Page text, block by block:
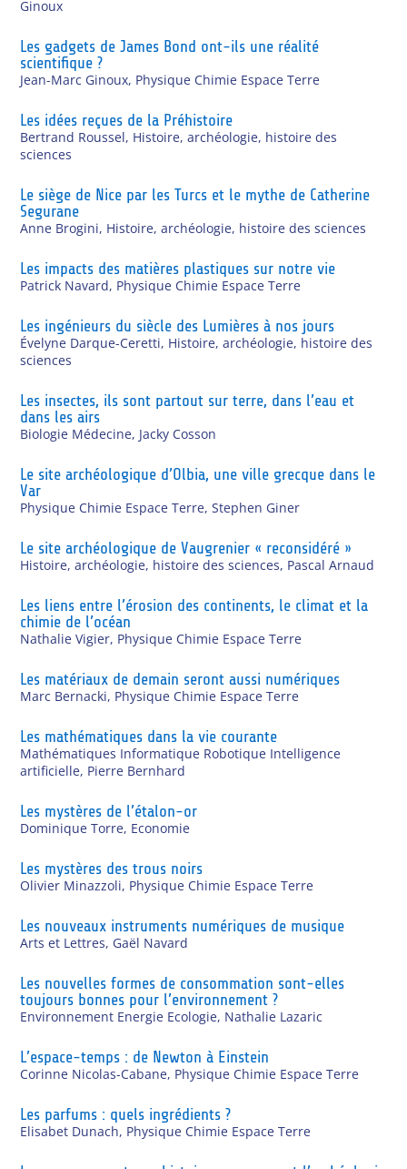
Ginoux
Les gadgets de James Bond ont-ils une réalité
scientifique ?
Jean-Marc Ginoux, Physique Chimie Espace Terre
Les idées reçues de la Préhistoire
Bertrand Roussel, Histoire, archéologie, histoire des
sciences
Le siège de Nice par les Turcs et le mythe de Catherine
Segurane
Anne Brogini, Histoire, archéologie, histoire des sciences
Les impacts des matières plastiques sur notre vie
Patrick Navard, Physique Chimie Espace Terre
Les ingénieurs du siècle des Lumières à nos jours
Évelyne Darque-Ceretti, Histoire, archéologie, histoire des
sciences
Les insectes, ils sont partout sur terre, dans l’eau et
dans les airs
Biologie Médecine, Jacky Cosson
Le site archéologique d’Olbia, une ville grecque dans le
Var
Physique Chimie Espace Terre,Stephen Giner
Le site archéologique de Vaugrenier « reconsidéré »
Histoire, archéologie, histoire des sciences, Pascal Arnaud
Les liens entre l’érosion des continents, le climat et la
chimie de l’océan
Nathalie Vigier, Physique Chimie Espace Terre
Les matériaux de demain seront aussi numériques
Marc Bernacki, Physique Chimie Espace Terre
Les mathématiques dans la vie courante
Mathématiques Informatique Robotique Intelligence
artificielle, Pierre Bernhard
Les mystères de l’étalon-or
Dominique Torre, Economie
Les mystères des trous noirs
Olivier Minazzoli, Physique Chimie Espace Terre
Les nouveaux instruments numériques de musique
Arts et Lettres, Gaël Navard
Les nouvelles formes de consommation sont-elles
toujours bonnes pour l’environnement ?
Environnement Energie Ecologie, Nathalie Lazaric
L’espace-temps : de Newton à Einstein
Corinne Nicolas-Cabane, Physique Chimie Espace Terre
Les parfums : quels ingrédients ?
Elisabet Dunach, Physique Chimie Espace Terre